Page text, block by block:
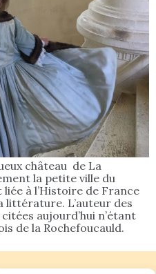
château de La
la petite ville du
à l’Histoire de France
littérature. L’auteur des
aujourd’hui n’étant
de la Rochefoucauld.